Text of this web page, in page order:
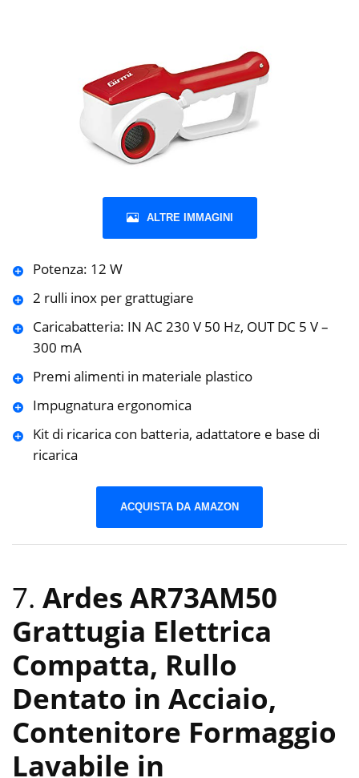
ALTRE IMMAGINI
Potenza: 12 W
2 rulli inox per grattugiare
Caricabatteria: IN AC 230 V 50 Hz, OUT DC 5 V –
300 mA
Premi alimenti in materiale plastico
Impugnatura ergonomica
Kit di ricarica con batteria, adattatore e base di
ricarica
ACQUISTA DA AMAZON
7. Ardes AR73AM50
Grattugia Elettrica
Compatta, Rullo
Dentato in Acciaio,
Contenitore Formaggio
Lavabile in